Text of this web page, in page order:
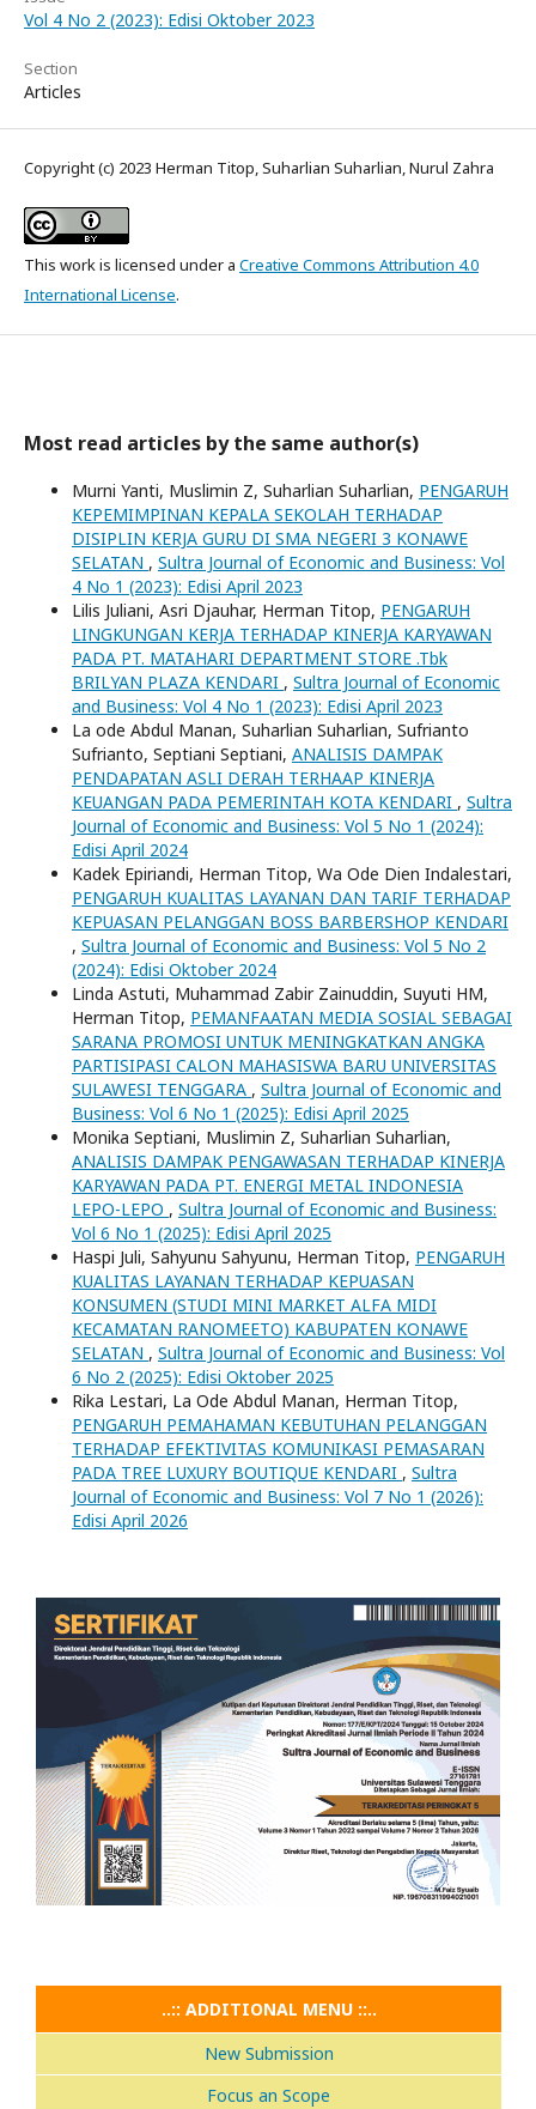
Vol 4 No 2 (2023): Edisi Oktober 2023
Section
Articles
Copyright (c) 2023 Herman Titop, Suharlian Suharlian, Nurul Zahra
This work is licensed under a Creative Commons Attribution 4.0
International License.
Most read articles by the same author(s)
Murni Yanti, Muslimin Z, Suharlian Suharlian, PENGARUH
KEPEMIMPINAN KEPALA SEKOLAH TERHADAP
DISIPLIN KERJA GURU DI SMA NEGERI 3 KONAWE
SELATAN , Sultra Journal of Economic and Business: Vol
4 No 1 (2023): Edisi April 2023
Lilis Juliani, Asri Djauhar, Herman Titop, PENGARUH
LINGKUNGAN KERJA TERHADAP KINERJA KARYAWAN
PADA PT. MATAHARI DEPARTMENT STORE .Tbk
BRILYAN PLAZA KENDARI , Sultra Journal of Economic
and Business: Vol 4 No 1 (2023): Edisi April 2023
La ode Abdul Manan, Suharlian Suharlian, Sufrianto
Sufrianto, Septiani Septiani, ANALISIS DAMPAK
PENDAPATAN ASLI DERAH TERHAAP KINERJA
KEUANGAN PADA PEMERINTAH KOTA KENDARI , Sultra
Journal of Economic and Business: Vol 5 No 1 (2024):
Edisi April 2024
Kadek Epiriandi, Herman Titop, Wa Ode Dien Indalestari,
PENGARUH KUALITAS LAYANAN DAN TARIF TERHADAP
KEPUASAN PELANGGAN BOSS BARBERSHOP KENDARI
, Sultra Journal of Economic and Business: Vol 5 No 2
(2024): Edisi Oktober 2024
Linda Astuti, Muhammad Zabir Zainuddin, Suyuti HM,
Herman Titop, PEMANFAATAN MEDIA SOSIAL SEBAGAI
SARANA PROMOSI UNTUK MENINGKATKAN ANGKA
PARTISIPASI CALON MAHASISWA BARU UNIVERSITAS
SULAWESI TENGGARA , Sultra Journal of Economic and
Business: Vol 6 No 1 (2025): Edisi April 2025
Monika Septiani, Muslimin Z, Suharlian Suharlian,
ANALISIS DAMPAK PENGAWASAN TERHADAP KINERJA
KARYAWAN PADA PT. ENERGI METAL INDONESIA
LEPO-LEPO , Sultra Journal of Economic and Business:
Vol 6 No 1 (2025): Edisi April 2025
Haspi Juli, Sahyunu Sahyunu, Herman Titop, PENGARUH
KUALITAS LAYANAN TERHADAP KEPUASAN
KONSUMEN (STUDI MINI MARKET ALFA MIDI
KECAMATAN RANOMEETO) KABUPATEN KONAWE
SELATAN , Sultra Journal of Economic and Business: Vol
6 No 2 (2025): Edisi Oktober 2025
Rika Lestari, La Ode Abdul Manan, Herman Titop,
PENGARUH PEMAHAMAN KEBUTUHAN PELANGGAN
TERHADAP EFEKTIVITAS KOMUNIKASI PEMASARAN
PADA TREE LUXURY BOUTIQUE KENDARI , Sultra
Journal of Economic and Business: Vol 7 No 1 (2026):
Edisi April 2026
..:: ADDITIONAL MENU ::..
New Submission
Focus an Scope